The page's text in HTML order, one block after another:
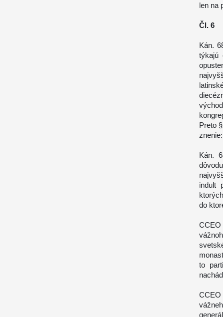
len na
Čl. 6
Kán.
týkajú
Preto
Kán.
indult
do
to